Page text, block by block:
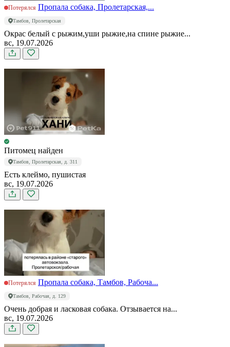
Потерялся Пропала собака, Пролетарская,...
Тамбов, Пролетарская
Окрас белый с рыжим,уши рыжие,на спине рыжие...
вс, 19.07.2026
Питомец найден
Тамбов, Пролетарская, д. 311
Есть клеймо, пушистая
вс, 19.07.2026
Потерялся Пропала собака, Тамбов, Рабоча...
Тамбов, Рабочая, д. 129
Очень добрая и ласковая собака. Отзывается на...
вс, 19.07.2026